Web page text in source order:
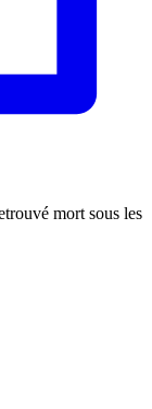
mort sous les